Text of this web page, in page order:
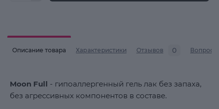
Описание товара Характеристики Отзывов 0 Вопросы
Moon Full - гипоаллергенный гель лак без запаха,
без агрессивных компонентов в составе.